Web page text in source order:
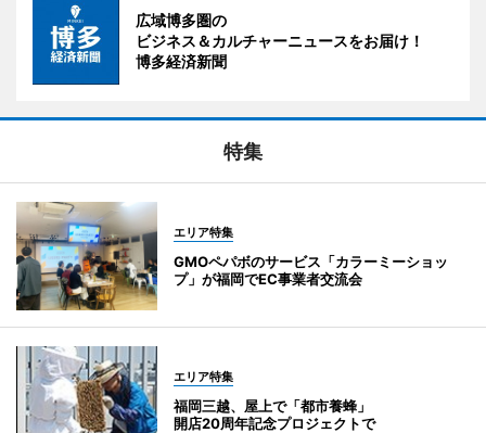
広域博多圏の
ビジネス＆カルチャーニュースをお届け！
博多経済新聞
特集
エリア特集
GMOペパボのサービス「カラーミーショッ
プ」が福岡でEC事業者交流会
エリア特集
福岡三越、屋上で「都市養蜂」
開店20周年記念プロジェクトで